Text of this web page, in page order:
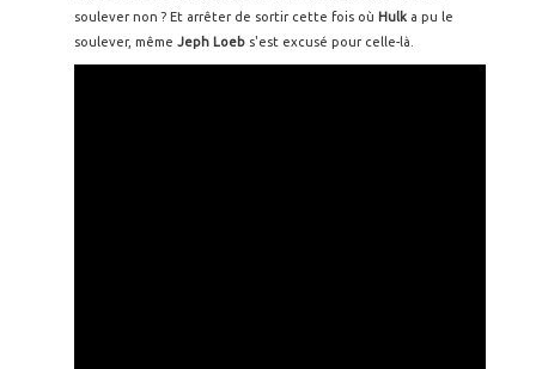
soulever non ? Et arrêter de sortir cette fois où Hulk a pu le
soulever, même Jeph Loeb s'est excusé pour celle-là.